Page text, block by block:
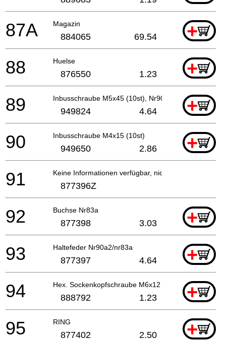
Magazin +
87A 884065 69.54
Huelse +
88 876550 1.23
Inbusschraube M5x45 (10st), Nr90aa +
89 949824 4.64
Inbusschraube M4x15 (10st) +
90 949650 2.86
Keine Informationen verfügbar, nicht bestellbar
91 877396Z
Buchse Nr83a +
92 877398 3.03
Haltefeder Nr90a2/nr83a +
93 877397 4.64
Hex. Sockenkopfschraube M6x12 +
94 888792 1.23
RING +
95 877402 2.50